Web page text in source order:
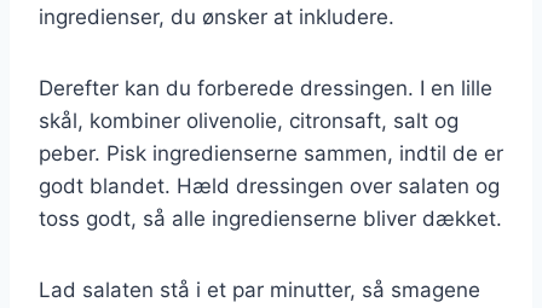
ingredienser, du ønsker at inkludere.
Derefter kan du forberede dressingen. I en lille
skål, kombiner olivenolie, citronsaft, salt og
peber. Pisk ingredienserne sammen, indtil de er
godt blandet. Hæld dressingen over salaten og
toss godt, så alle ingredienserne bliver dækket.
Lad salaten stå i et par minutter, så smagene